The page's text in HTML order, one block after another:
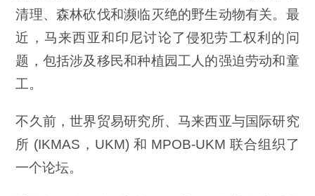
清理、森林砍伐和濒临灭绝的野生动物有关。最
近，马来西亚和印尼讨论了侵犯劳工权利的问
题，包括涉及移民和种植园工人的强迫劳动和童
工。
不久前，世界贸易研究所、马来西亚与国际研究
所 (IKMAS，UKM) 和 MPOB-UKM 联合组织了
一个论坛。